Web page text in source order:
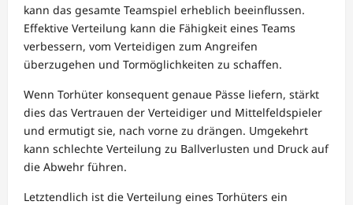
kann das gesamte Teamspiel erheblich beeinflussen.
Effektive Verteilung kann die Fähigkeit eines Teams
verbessern, vom Verteidigen zum Angreifen
überzugehen und Tormöglichkeiten zu schaffen.
Wenn Torhüter konsequent genaue Pässe liefern, stärkt
dies das Vertrauen der Verteidiger und Mittelfeldspieler
und ermutigt sie, nach vorne zu drängen. Umgekehrt
kann schlechte Verteilung zu Ballverlusten und Druck auf
die Abwehr führen.
Letztendlich ist die Verteilung eines Torhüters ein